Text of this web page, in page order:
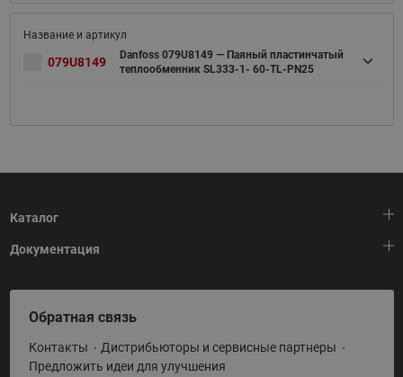
079U8149
Danfoss 079U8149 — Паяный пластинчатый
теплообменник SL333-1- 60-TL-PN25
Каталог
Тепловая автоматика
Холодильная техника
Приводная техника
Промышленная автоматика
Документация
HeatPlatform (Тепловая платформа)
Полезные программы и инструменты
Условия поставки
Обратная связь
Контакты
Дистрибьюторы и сервисные партнеры
Предложить идеи для улучшения